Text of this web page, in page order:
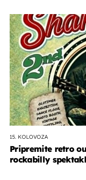
15. KOLOVOZA
Pripremite retro
rockabilly spektakl